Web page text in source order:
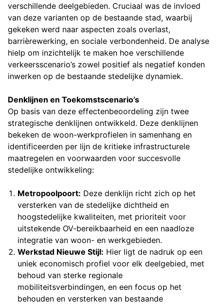
verschillende deelgebieden. Cruciaal was de invloed
van deze varianten op de bestaande stad, waarbij
gekeken werd naar aspecten zoals overlast,
barrièrewerking, en sociale verbondenheid. De analyse
hielp om inzichtelijk te maken hoe verschillende
verkeersscenario’s zowel positief als negatief konden
inwerken op de bestaande stedelijke dynamiek.
Denklijnen en Toekomstscenario’s
Op basis van deze effectenbeoordeling zijn twee
strategische denklijnen ontwikkeld. Deze denklijnen
bekeken de woon-werkprofielen in samenhang en
identificeerden per lijn de kritieke infrastructurele
maatregelen en voorwaarden voor succesvolle
stedelijke ontwikkeling:
Metropoolpoort: Deze denklijn richt zich op het
versterken van de stedelijke dichtheid en
hoogstedelijke kwaliteiten, met prioriteit voor
uitstekende OV-bereikbaarheid en een naadloze
integratie van woon- en werkgebieden.
Werkstad Nieuwe Stijl: Hier ligt de nadruk op een
uniek economisch profiel voor elk deelgebied, met
behoud van sterke regionale
mobiliteitsverbindingen, en een focus op het
behouden en versterken van bestaande